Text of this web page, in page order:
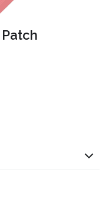
Patch